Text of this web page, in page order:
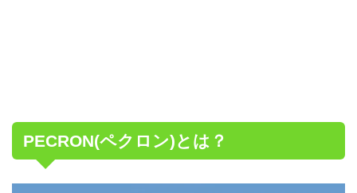
PECRON(ペクロン)とは？